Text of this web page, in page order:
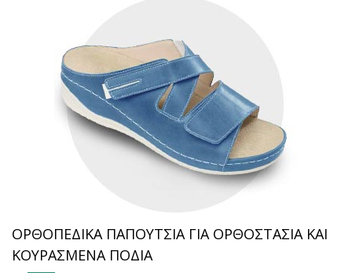
ΟΡΘΟΠΕΔΙΚΑ ΠΑΠΟΥΤΣΙΑ ΓΙΑ ΟΡΘΟΣΤΑΣΙΑ ΚΑΙ
ΚΟΥΡΑΣΜΕΝΑ ΠΟΔΙΑ